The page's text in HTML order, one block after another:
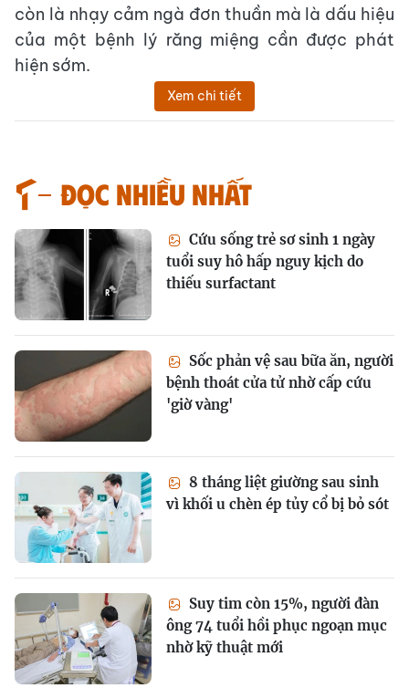
còn là nhạy cảm ngà đơn thuần mà là dấu hiệu
của một bệnh lý răng miệng cần được phát
hiện sớm.
Xem chi tiết
Đọc nhiều nhất
Cứu sống trẻ sơ sinh 1 ngày
tuổi suy hô hấp nguy kịch do
thiếu surfactant
Sốc phản vệ sau bữa ăn, người
bệnh thoát cửa tử nhờ cấp cứu
'giờ vàng'
8 tháng liệt giường sau sinh
vì khối u chèn ép tủy cổ bị bỏ sót
Suy tim còn 15%, người đàn
ông 74 tuổi hồi phục ngoạn mục
nhờ kỹ thuật mới